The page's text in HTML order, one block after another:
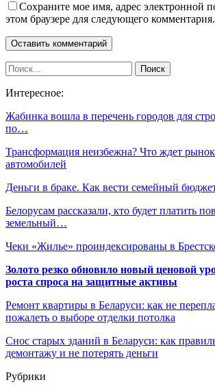
Сохраните мое имя, адрес электронной
этом браузере для следующего комментария.
Интересное:
Жабинка вошла в перечень городов для
по…
Трансформация неизбежна? Что ждет
автомобилей
Деньги в браке. Как вести семейный
Белорусам рассказали, кто будет платить
земельный…
Чеки «Жилье» проиндексированы в
Золото резко обновило новый ценовой
роста спроса на защитные активы
Ремонт квартиры в Беларуси: как не
пожалеть о выборе отделки потолка
Снос старых зданий в Беларуси: как
демонтажу и не потерять деньги
Рубрики